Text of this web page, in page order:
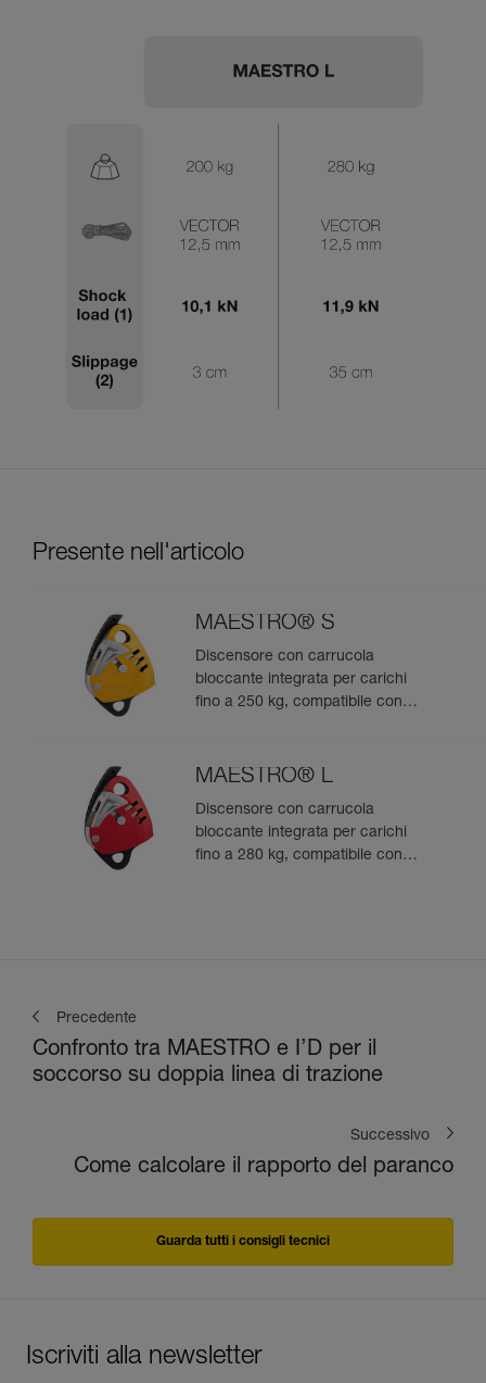
Presente nell'articolo
MAESTRO® S
Discensore con carrucola
bloccante integrata per carichi
fino a 250 kg, compatibile con
MAESTRO® L
Discensore con carrucola
bloccante integrata per carichi
fino a 280 kg, compatibile con
Precedente
Confronto tra MAESTRO e I’D per il
soccorso su doppia linea di trazione
Successivo
Come calcolare il rapporto del paranco
Guarda tutti i consigli tecnici
Iscriviti alla newsletter